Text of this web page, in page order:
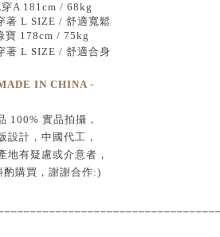
A 181cm / 68kg
著 L SIZE / 舒適寬鬆
寶 178cm / 75kg
著 L SIZE / 舒適合身
IN CHINA -
100% 實品拍攝 ，
設計，中國代工 ，
地有疑慮或介意者，
酌購買， 謝謝合作:)